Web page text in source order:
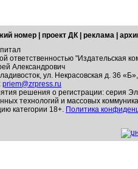
номер проект ДК реклама
ответственностью "Издательская
Александрович
ул. Некрасовская д. 36
priem@zrpress.ru
решения о регистрации: серия
технологий и массовых
категории 18+. Политика